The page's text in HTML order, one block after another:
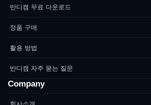
반디캠 무료 다운로드
정품 구매
활용 방법
반디캠 자주 묻는 질문
Company